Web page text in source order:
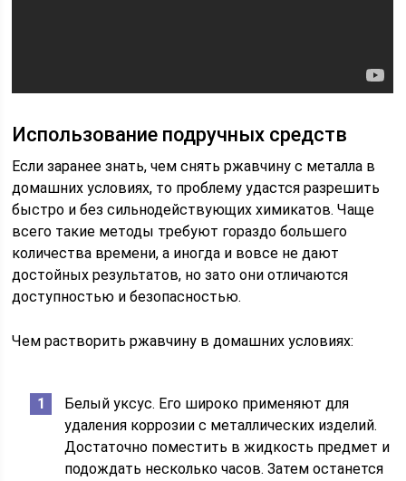
Использование подручных средств
Если заранее знать, чем снять ржавчину с металла в
домашних условиях, то проблему удастся разрешить
быстро и без сильнодействующих химикатов. Чаще
всего такие методы требуют гораздо большего
количества времени, а иногда и вовсе не дают
достойных результатов, но зато они отличаются
доступностью и безопасностью.
Чем растворить ржавчину в домашних условиях:
Белый уксус. Его широко применяют для
удаления коррозии с металлических изделий.
Достаточно поместить в жидкость предмет и
подождать несколько часов. Затем останется